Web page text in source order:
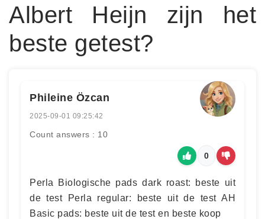
Albert Heijn zijn het
beste getest?
Phileine Özcan
2025-09-01 09:25:42
Count answers : 10
0
Perla Biologische pads dark roast: beste uit
de test Perla regular: beste uit de test AH
Basic pads: beste uit de test en beste koop